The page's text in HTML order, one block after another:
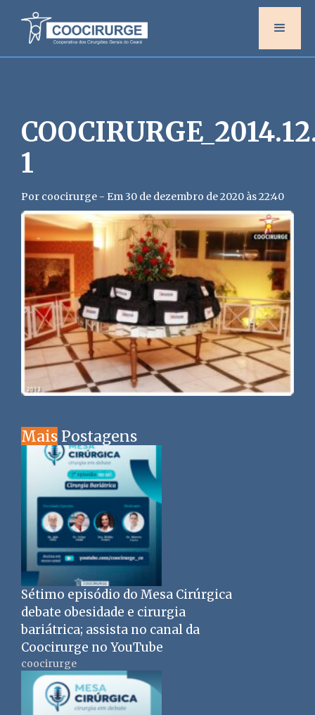
1
Por coocirurge - Em 30 de dezembro de 2020 às 22:40
Mais Postagens
Sétimo episódio do Mesa Cirúrgica
debate obesidade e cirurgia
bariátrica; assista no canal da
Coocirurge no YouTube
coocirurge